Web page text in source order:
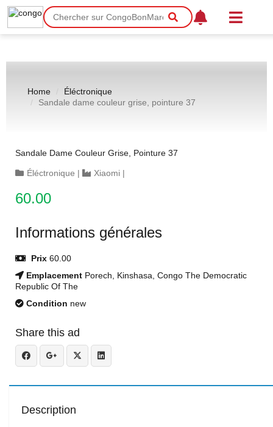
Home
Éléctronique
Sandale dame couleur grise, pointure 37
Sandale Dame Couleur Grise, Pointure 37
Éléctronique | Xiaomi |
60.00
Informations générales
Prix 60.00
Emplacement Porech, Kinshasa, Congo The Democratic
Republic Of The
Condition new
Share this ad
Description